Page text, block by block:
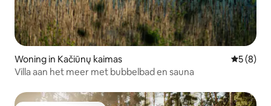
Woning in Kačiūnų kaimas
5 (8)
Villa aan het meer met bubbelbad en sauna